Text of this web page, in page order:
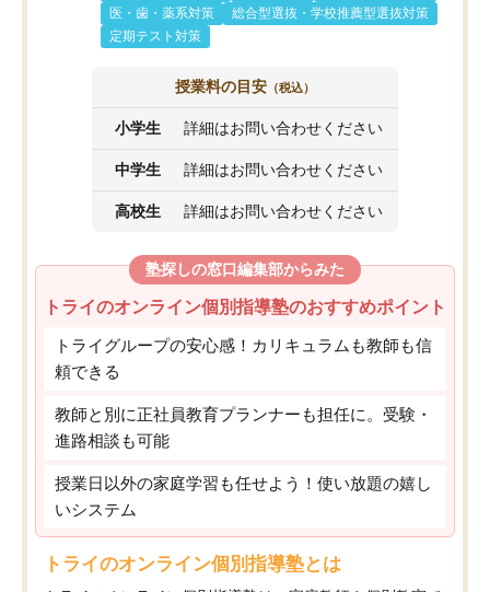
医・歯・薬系対策
総合型選抜・学校推薦型選抜対策
定期テスト対策
授業料の目安 （税込）
小学生 詳細はお問い合わせください
中学生 詳細はお問い合わせください
高校生 詳細はお問い合わせください
塾探しの窓口編集部からみた
トライのオンライン個別指導塾のおすすめポイント
トライグループの安心感！カリキュラムも教師も信
頼できる
教師と別に正社員教育プランナーも担任に。受験・
進路相談も可能
授業日以外の家庭学習も任せよう！使い放題の嬉し
いシステム
トライのオンライン個別指導塾とは